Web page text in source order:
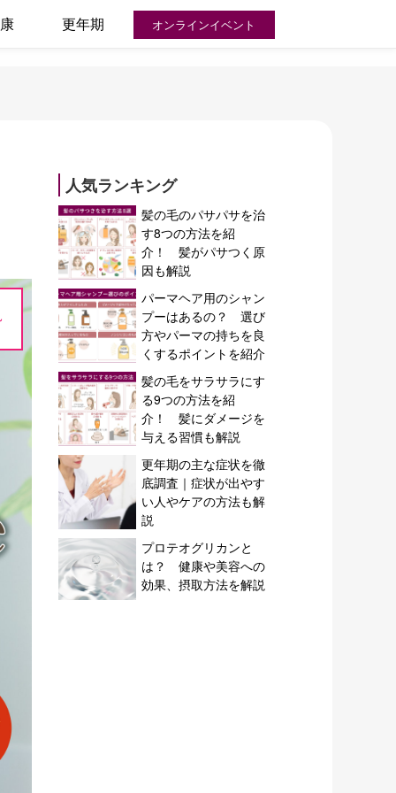
更年期 オンラインイベント
人気ランキング
髪の毛のパサパサを治
す8つの方法を紹
介！ 髪がパサつく原
因も解説
パーマヘア用のシャン
プーはあるの？ 選び
方やパーマの持ちを良
くするポイントを紹介
髪の毛をサラサラにす
る9つの方法を紹
介！ 髪にダメージを
与える習慣も解説
更年期の主な症状を徹
底調査｜症状が出やす
い人やケアの方法も解
説
プロテオグリカンと
は？ 健康や美容への
効果、摂取方法を解説